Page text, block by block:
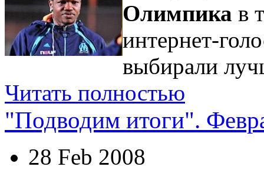
Олимпика в
интернет-
выбирали
Читать полностью
"Подводим итоги".
28 Feb 2008